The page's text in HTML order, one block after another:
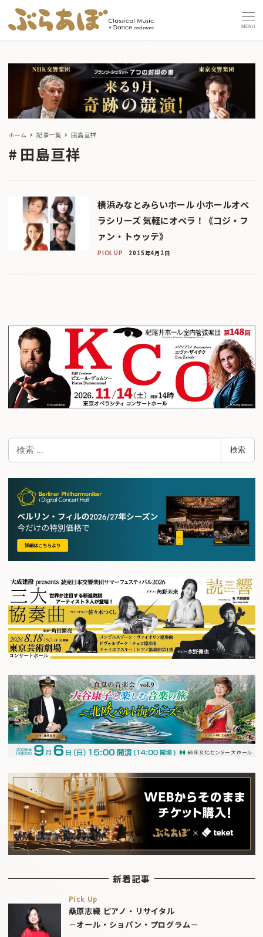
MENU
ホーム 記事一覧 田島亘祥
田島亘祥
横浜みなとみらいホール 小ホールオペ
ラシリーズ 気軽にオペラ！《コジ・フ
ァン・トゥッテ》
PICK UP 2015年4月2日
検
検索
新着記事
Pick Up
桑原志織 ピアノ・リサイタル
－オール・ショパン・プログラム－